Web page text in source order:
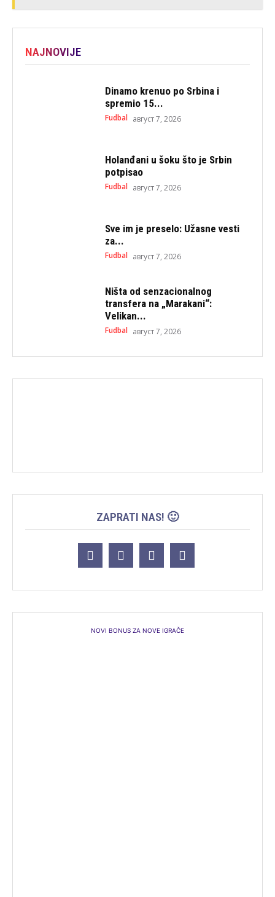
NAJNOVIJE
Dinamo krenuo po Srbina i
spremio 15...
Fudbal август 7, 2026
Holanđani u šoku što je Srbin
potpisao
Fudbal август 7, 2026
Sve im je preselo: Užasne vesti
za...
Fudbal август 7, 2026
Ništa od senzacionalnog
transfera na „Marakani“:
Velikan...
Fudbal август 7, 2026
ZAPRATI NAS! 🙂
NOVI BONUS ZA NOVE IGRAČE